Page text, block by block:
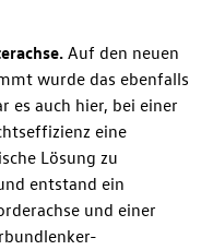
Auf den neuen
wurde das ebenfalls
es auch hier, bei einer
eine
Lösung zu
entstand ein
und einer